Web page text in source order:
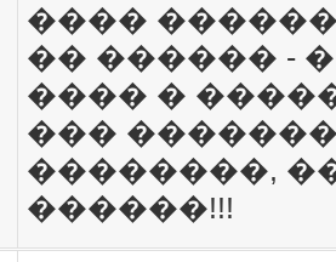
����
�� ������ -
���� �
���
��������,
������!!!